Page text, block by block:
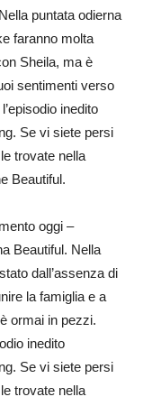
puntata odierna
faranno molta
Sheila, ma è
sentimenti verso
inedito
Se vi siete persi
trovate nella
Beautiful.
oggi –
Beautiful. Nella
dall’assenza di
la famiglia e a
ormai in pezzi.
inedito
Se vi siete persi
trovate nella